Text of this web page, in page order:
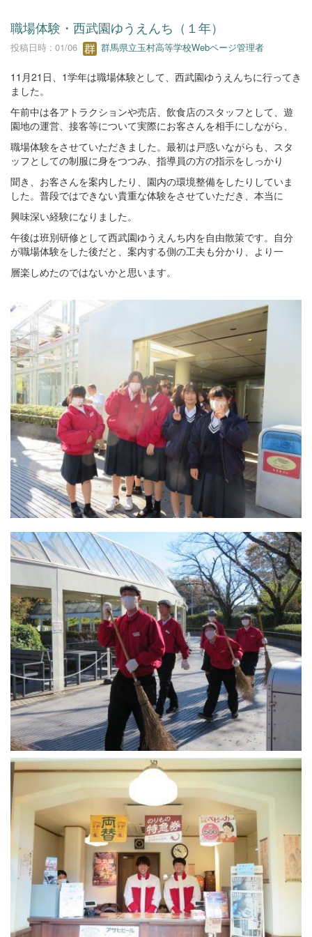
職場体験・西武園ゆうえんち（１年）
投稿日時 : 01/06 群馬県立玉村高等学校Webページ管理者
11月21日、1学年は職場体験として、西武園ゆうえんちに行ってき
ました。
午前中は各アトラクションや売店、飲食店のスタッフとして、遊
園地の運営、接客等について実際にお客さんを相手にしながら、
職場体験をさせていただきました。最初は戸惑いながらも、スタ
ッフとしての制服に身をつつみ、指導員の方の指示をしっかり
聞き、お客さんを案内したり、園内の環境整備をしたりしていま
した。普段ではできない貴重な体験をさせていただき、本当に
興味深い経験になりました。
午後は班別研修として西武園ゆうえんち内を自由散策です。自分
が職場体験をした後だと、案内する側の工夫も分かり、より一
層楽しめたのではないかと思います。